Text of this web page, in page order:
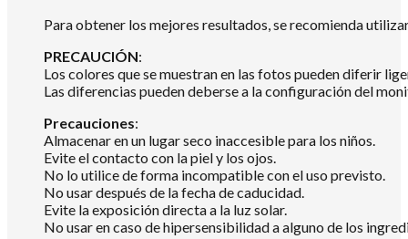
Para obtener los mejores resultados, se recomienda
PRECAUCIÓN:
Los colores que se muestran en las fotos pueden diferir
Las diferencias pueden deberse a la configuración del
Precauciones:
Almacenar en un lugar seco inaccesible para los niños.
Evite el contacto con la piel y los ojos.
No lo utilice de forma incompatible con el uso previsto.
No usar después de la fecha de caducidad.
Evite la exposición directa a la luz solar.
No usar en caso de hipersensibilidad a alguno de los